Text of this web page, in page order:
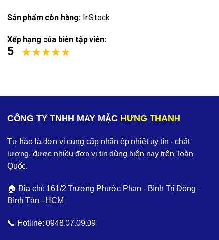
Sản phẩm còn hàng: InStock
Xếp hạng của biên tập viên:
5
CÔNG TY TNHH MAY MẶC HƯNG THANH
Tự hào là đơn vị cung cấp nhãn ép nhiệt uy tín - chất
lượng, được nhiều đơn vị tin dùng hiện nay trên Toàn
Quốc.
🏠 Địa chỉ: 161/2 Trương Phước Phan - Bình Trị Đông -
Bình Tân - HCM
📞 Hotline: 0948.07.09.09